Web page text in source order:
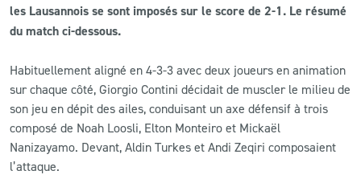
RESTAURATION
CLUB
CONTACT
ACTUALITÉS
les Lausannois se sont imposés sur le score de 2-1. Le résumé
du match ci-dessous.
Habituellement aligné en 4-3-3 avec deux joueurs en animation
sur chaque côté, Giorgio Contini décidait de muscler le milieu de
son jeu en dépit des ailes, conduisant un axe défensif à trois
composé de Noah Loosli, Elton Monteiro et Mickaël
Nanizayamo. Devant, Aldin Turkes et Andi Zeqiri composaient
l’attaque.